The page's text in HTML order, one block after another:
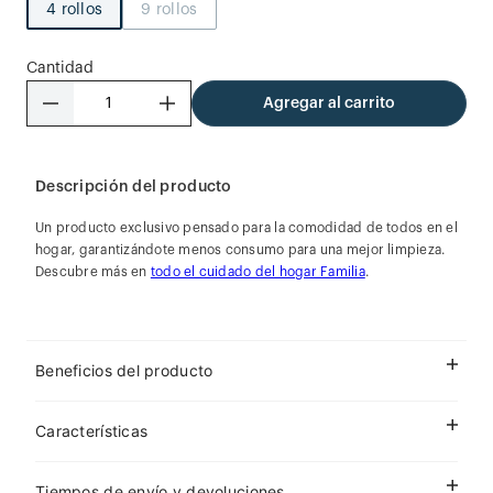
4 rollos 9 rollos
Cantidad
＋
－ Agregar al carrito
Descripción del producto
Un producto exclusivo pensado para la comodidad de todos en el
hogar, garantizándote menos consumo para una mejor limpieza.
Descubre más en todo el cuidado del hogar Familia.
Beneficios del producto
Características